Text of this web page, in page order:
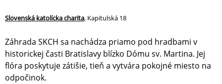
Slovenská katolícka charita, Kapitulská 18
Záhrada SKCH sa nachádza priamo pod hradbami v
historickej časti Bratislavy blízko Dómu sv. Martina. Jej
flóra poskytuje zátišie, tieň a vytvára pokojné miesto na
odpočinok.